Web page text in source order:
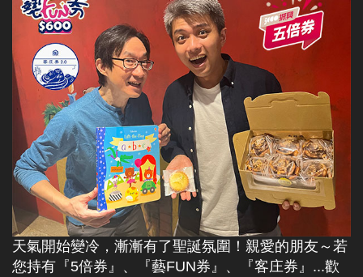
天氣開始變冷，漸漸有了聖誕氛圍！親愛的朋友～若
您持有『5倍券』、『藝FUN券』、『客庄券』...歡